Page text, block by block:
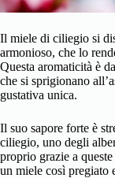
Il miele di ciliegio si
armonioso, che lo
Questa aromaticità è
che si sprigionano
gustativa unica.
Il suo sapore forte è
ciliegio, uno degli
proprio grazie a
un miele così pregiato